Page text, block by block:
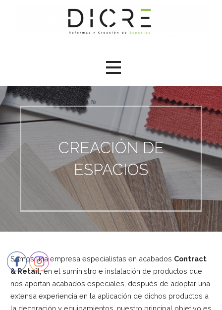
CREACIÓN DE
ESPACIOS
Somos una empresa especialistas en acabados Contract
& Retail,en el suministro e instalación de productos que
nos aportan acabados especiales, después de adoptar una
extensa experiencia en la aplicación de dichos productos a
la decoración y equipamientos, nuestro principal objetivo es